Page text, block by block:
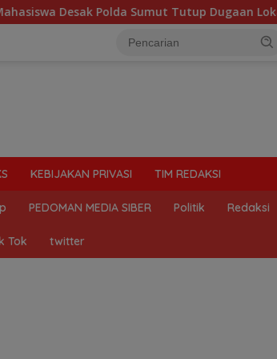
Sumut Tutup Dugaan Lokasi Judi “Las Vegas”
KEBIJAKAN PRIVASI TIM REDAKSI
PEDOMAN MEDIA SIBER Politik Redaksi
Tok twitter